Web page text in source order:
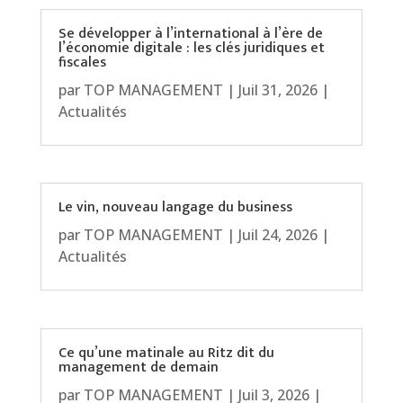
Se développer à l’international à l’ère de
l’économie digitale : les clés juridiques et
fiscales
par TOP MANAGEMENT | Juil 31, 2026|
Actualités
Le vin, nouveau langage du business
par TOP MANAGEMENT | Juil 24, 2026|
Actualités
Ce qu’une matinale au Ritz dit du
management de demain
par TOP MANAGEMENT | Juil 3, 2026|